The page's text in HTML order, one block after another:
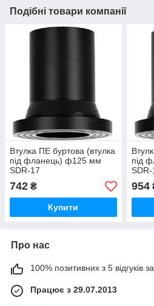
Подібні товари компанії
Втулка ПЕ буртова (втулка
під фланець) ф125 мм
SDR-17
742 ₴
Купити
під
SDR-
954
Про нас
100% позитивних з 5 відгуків за
Працює з 29.07.2013